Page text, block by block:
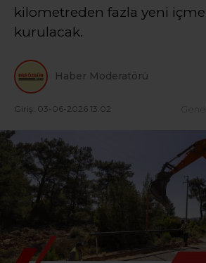
kilometreden fazla yeni
kurulacak.
Haber Moderatörü
Giriş: 03-06-2026 13:02